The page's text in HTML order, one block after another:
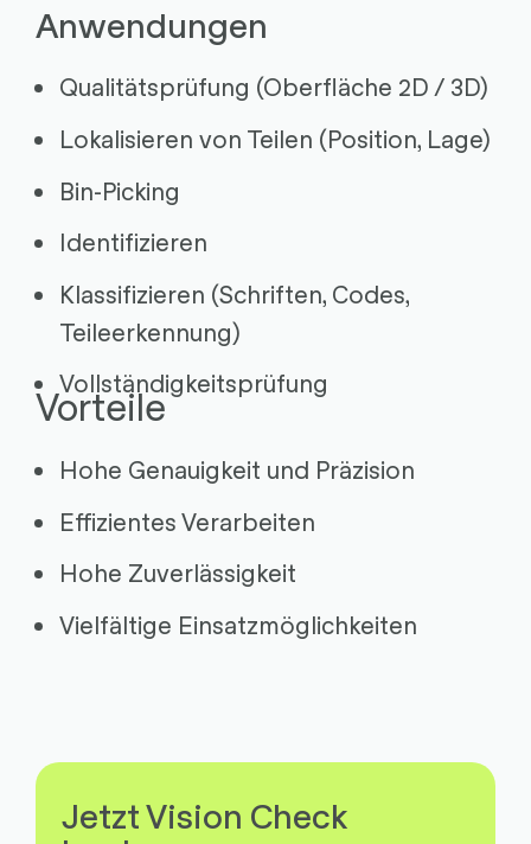
Anwendungen
Qualitätsprüfung (Oberfläche 2D / 3D)
Lokalisieren von Teilen (Position, Lage)
Bin-Picking
Identifizieren
Klassifizieren (Schriften, Codes,
Teileerkennung)
Vollständigkeitsprüfung
Vorteile
Hohe Genauigkeit und Präzision
Effizientes Verarbeiten
Hohe Zuverlässigkeit
Vielfältige Einsatzmöglichkeiten
Jetzt Vision Check